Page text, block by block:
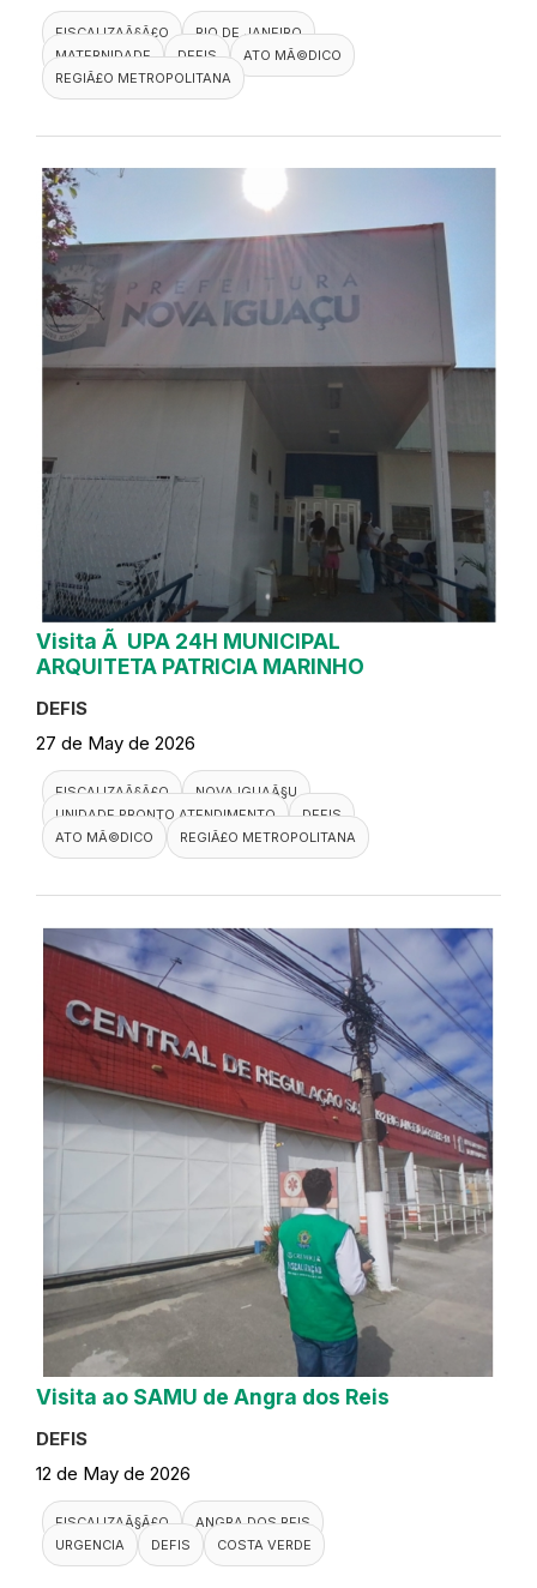
FISCALIZAÃ§Ã£O
RIO DE JANEIRO
MATERNIDADE
DEFIS
ATO MÃ©DICO
REGIÃ£O METROPOLITANA
Visita Ã UPA 24H MUNICIPAL
ARQUITETA PATRICIA MARINHO
DEFIS
27 de May de 2026
FISCALIZAÃ§Ã£O
NOVA IGUAÃ§U
UNIDADE PRONTO ATENDIMENTO
DEFIS
ATO MÃ©DICO
REGIÃ£O METROPOLITANA
Visita ao SAMU de Angra dos Reis
DEFIS
12 de May de 2026
FISCALIZAÃ§Ã£O
ANGRA DOS REIS
URGENCIA
DEFIS COSTA VERDE